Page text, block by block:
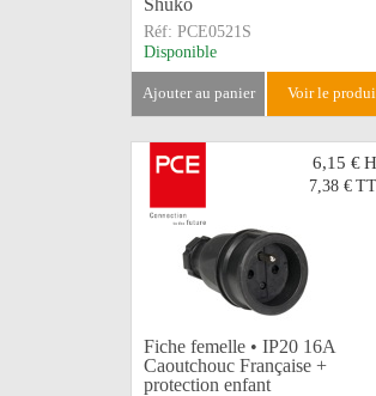
Shuko
Réf: PCE0521S
Disponible
ajouter au panier voir le
6,15 €
7,38 €
Fiche femelle • IP20 16A
Caoutchouc Française +
protection enfant